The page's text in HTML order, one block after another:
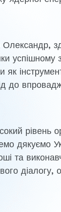
успішному
до
рівень
дякуємо
та
діалогу,